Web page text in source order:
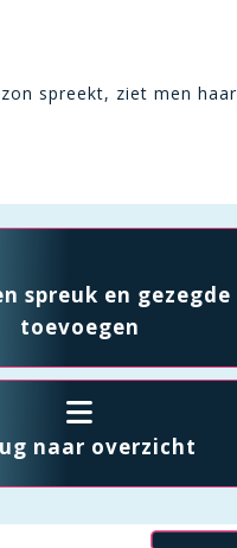
spreekt, ziet men haar
spreuk en gezegde
toevoegen
naar overzicht